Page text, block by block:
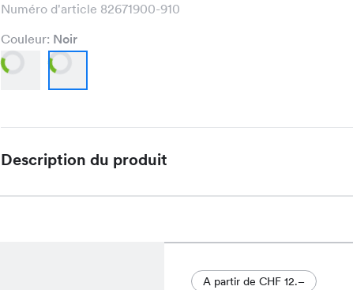
Numéro d'article 82671900-910
Couleur: Noir
Description du produit
A partir de CHF 12.–